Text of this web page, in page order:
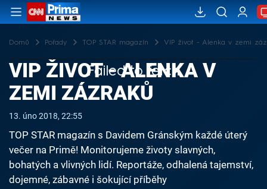
Domů Pořady TOP STAR magazín VIP život - Alenka v zemi
Failed to fetch
VIP ŽIVOT - ALENKA V
ZEMI ZÁZRAKŮ
13. úno 2018, 22:55
TOP STAR magazín s Davidem Gránským každé úterý
večer na Primě! Monitorujeme životy slavných,
bohatých a vlivných lidí. Reportáže, odhalená tajemství,
dojemné, zábavné i šokující příběhy